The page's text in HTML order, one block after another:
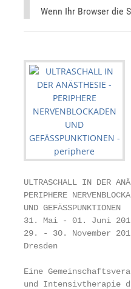
Wenn Ihr Browser die
ULTRASCHALL IN DER
PERIPHERE
UND GEFÄSSPUNKTIONEN
31. Mai - 01. Juni
29. - 30. November
Dresden
Eine
und Intensivtherapie